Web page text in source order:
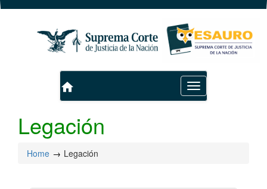
Toggle
navigation
home
Legación
Home Legación